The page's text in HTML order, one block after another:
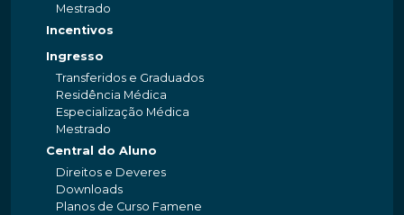
Mestrado
Incentivos
Ingresso
Transferidos e Graduados
Residência Médica
Especialização Médica
Mestrado
Central do Aluno
Direitos e Deveres
Downloads
Planos de Curso Famene